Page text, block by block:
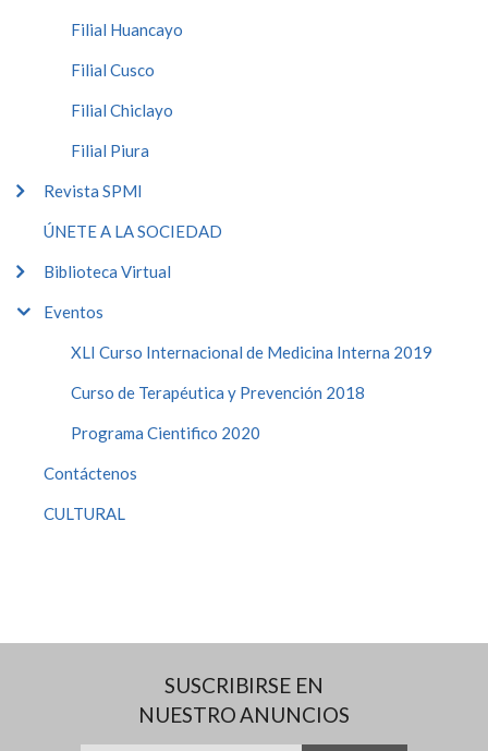
Filial Huancayo
Filial Cusco
Filial Chiclayo
Filial Piura
Revista SPMI
ÚNETE A LA SOCIEDAD
Biblioteca Virtual
Eventos
XLI Curso Internacional de Medicina Interna 2019
Curso de Terapéutica y Prevención 2018
Programa Cientifico 2020
Contáctenos
CULTURAL
SUSCRIBIRSE EN
NUESTRO ANUNCIOS